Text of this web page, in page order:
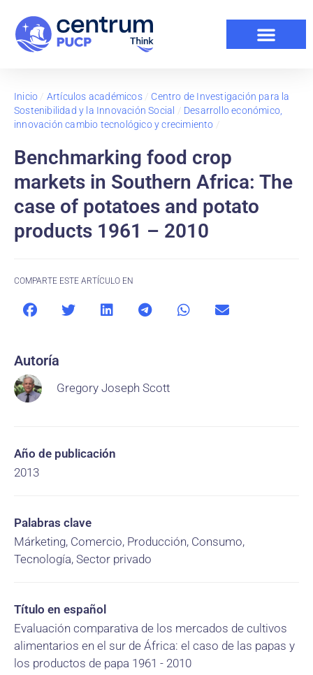
Inicio / Artículos académicos/ Centro de Investigación para la
Sostenibilidad y la Innovación Social / Desarrollo económico,
innovación cambio tecnológico y crecimiento /
Benchmarking food crop
markets in Southern Africa: The
case of potatoes and potato
products 1961 – 2010
COMPARTE ESTE ARTÍCULO EN
Autoría
Gregory Joseph Scott
Año de publicación
2013
Palabras clave
Márketing, Comercio, Producción, Consumo,
Tecnología, Sector privado
Título en español
Evaluación comparativa de los mercados de cultivos
alimentarios en el sur de África: el caso de las papas y
los productos de papa 1961 - 2010